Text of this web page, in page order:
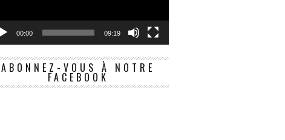
00:00 09:19
ABONNEZ-VOUS À NOTRE
FACEBOOK